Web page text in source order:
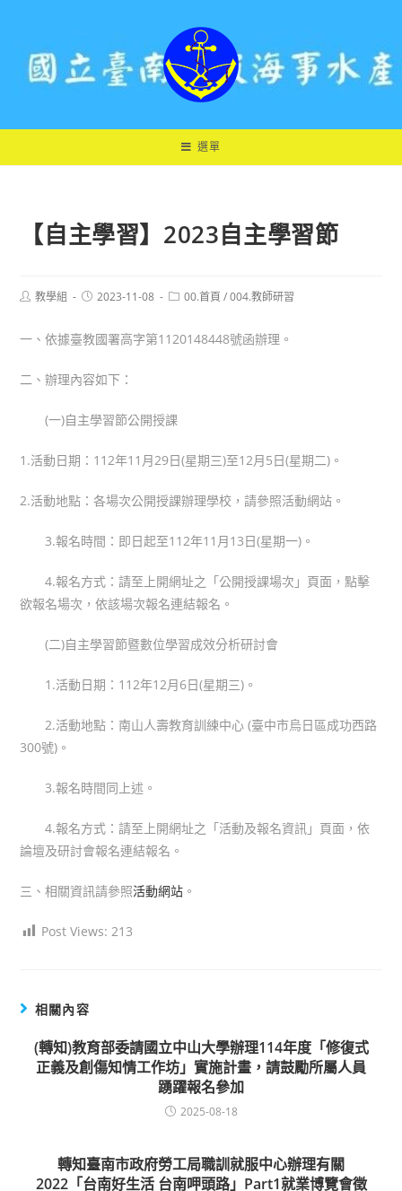
選單
【自主學習】2023自主學習節
Post教學組
Post2023-11-08
Post00.首頁 / 004.教師研習
一、依據臺教國署高字第1120148448號函辦理。
二、辦理內容如下：
(一)自主學習節公開授課
1.活動日期：112年11月29日(星期三)至12月5日(星期二)。
2.活動地點：各場次公開授課辦理學校，請參照活動網站。
3.報名時間：即日起至112年11月13日(星期一)。
4.報名方式：請至上開網址之「公開授課場次」頁面，點擊
欲報名場次，依該場次報名連結報名。
(二)自主學習節暨數位學習成效分析研討會
1.活動日期：112年12月6日(星期三)。
2.活動地點：南山人壽教育訓練中心 (臺中市烏日區成功西路
300號)。
3.報名時間同上述。
4.報名方式：請至上開網址之「活動及報名資訊」頁面，依
論壇及研討會報名連結報名。
三、相關資訊請參照活動網站 。
Post Views: 213
相關內容
(轉知)教育部委請國立中山大學辦理114年度「修復式
正義及創傷知情工作坊」實施計畫，請鼓勵所屬人員
踴躍報名參加
2025-08-18
轉知臺南市政府勞工局職訓就服中心辦理有關
2022「台南好生活 台南呷頭路」Part1就業博覽會徵